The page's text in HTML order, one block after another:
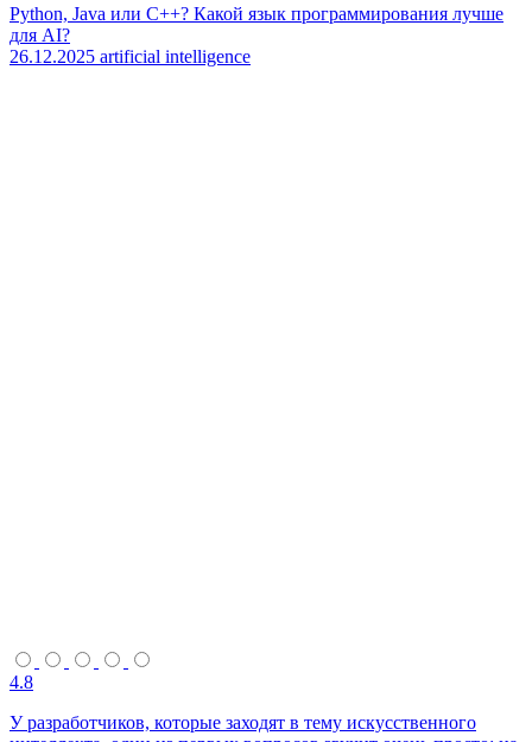
Python, Java или C++? Какой язык программирования лучше
для AI?
26.12.2025 artificial intelligence
4.8
У разработчиков, которые заходят в тему искусственного